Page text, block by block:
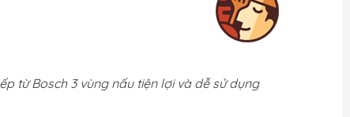
từ Bosch 3 vùng nấu tiện lợi và dễ sử dụng